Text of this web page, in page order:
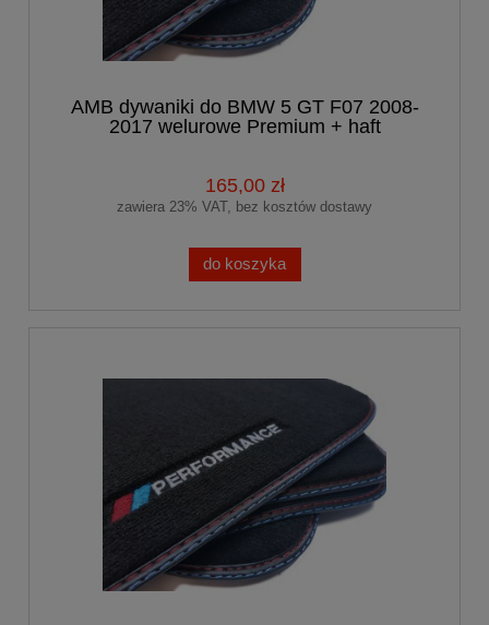
AMB dywaniki do BMW 5 GT F07 2008-
2017 welurowe Premium + haft
165,00 zł
zawiera 23% VAT, bez kosztów dostawy
do koszyka